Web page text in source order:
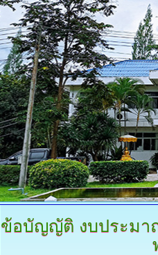
ข้อบัญญัติ งบประม